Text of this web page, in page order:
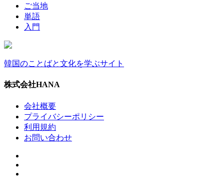
ご当地
単語
入門
韓国のことばと文化を学ぶサイト
株式会社HANA
会社概要
プライバシーポリシー
利用規約
お問い合わせ